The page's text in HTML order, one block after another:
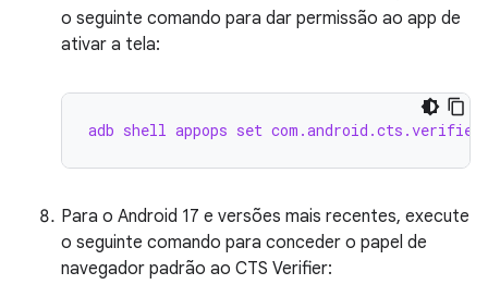
o seguinte comando para dar permissão ao app de
ativar a tela:
adb shell appops set com.android.cts.verifier
Para o Android 17 e versões mais recentes, execute
o seguinte comando para conceder o papel de
navegador padrão ao CTS Verifier: